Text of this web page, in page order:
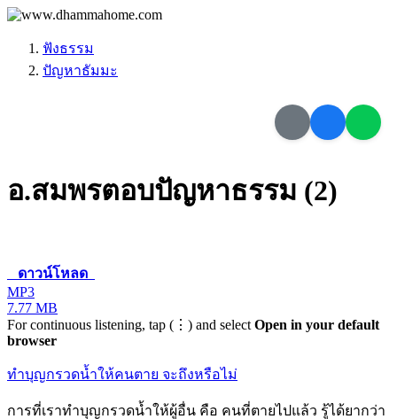
ฟังธรรม
ปัญหาธัมมะ
อ.สมพรตอบปัญหาธรรม (2)
ดาวน์โหลด
MP3
7.77 MB
For continuous listening, tap (⋮) and select Open in your default
browser
ทำบุญกรวดน้ำให้คนตาย จะถึงหรือไม่
การที่เราทำบุญกรวดน้ำให้ผู้อื่น คือ คนที่ตายไปแล้ว รู้ได้ยากว่า